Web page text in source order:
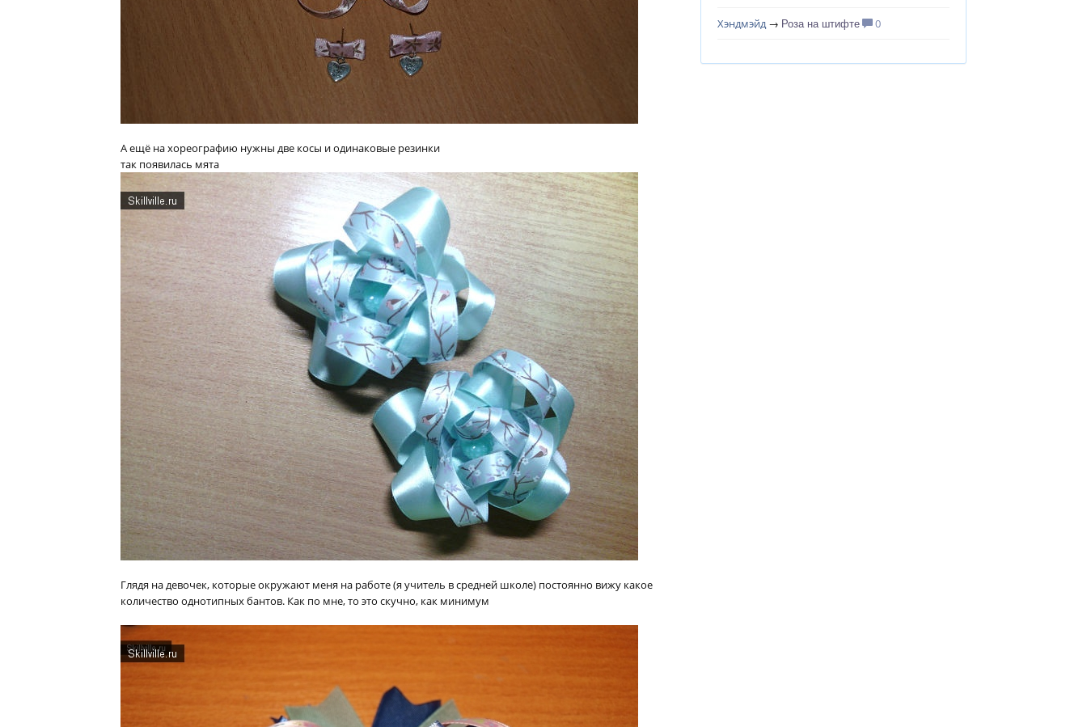
А ещё на хореографию нужны две косы и одинаковые резинки
так появилась мята
Глядя на девочек, которые окружают меня на работе (я учитель в средней школе) постоянно вижу какое
количество однотипных бантов. Как по мне, то это скучно, как минимум
Хэндмэйд→ Роза на штифте 0